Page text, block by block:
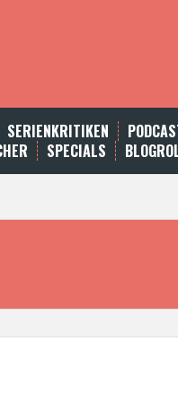
SERIENKRITIKEN
SPECIALS